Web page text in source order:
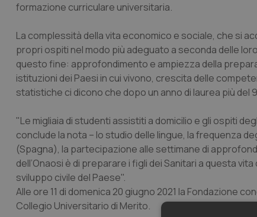
formazione curriculare universitaria.
La complessità della vita economico e sociale, che si
propri ospiti nel modo più adeguato a seconda delle
questo fine: approfondimento e ampiezza della
istituzioni dei Paesi in cui vivono, crescita delle
statistiche ci dicono che dopo un anno di laurea più
"Le migliaia di studenti assistiti a domicilio e gli ospiti
conclude la nota – lo studio delle lingue, la frequenza
(Spagna), la partecipazione alle settimane di
dell’Onaosi è di preparare i figli dei Sanitari a questa
sviluppo civile del Paese".
Alle ore 11 di domenica 20 giugno 2021 la Fondazione
Collegio Universitario di Merito.